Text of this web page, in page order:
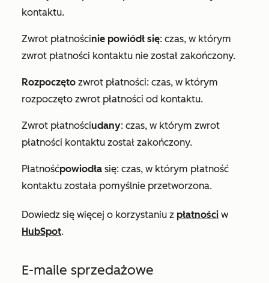
kontaktu.
Zwrot płatnościnie powiódł się: czas, w którym
zwrot płatności kontaktu nie został zakończony.
Rozpoczęto zwrot płatności: czas, w którym
rozpoczęto zwrot płatności od kontaktu.
Zwrot płatnościudany: czas, w którym zwrot
płatności kontaktu został zakończony.
Płatnośćpowiodła się: czas, w którym płatność
kontaktu została pomyślnie przetworzona.
Dowiedz się więcej o korzystaniu z płatności w
HubSpot.
E-maile sprzedażowe